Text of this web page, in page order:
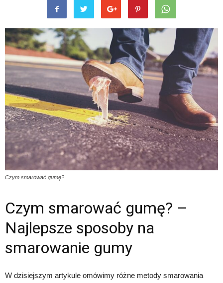
Czym smarować gumę?
Czym smarować gumę? –
Najlepsze sposoby na
smarowanie gumy
W dzisiejszym artykule omówimy różne metody smarowania